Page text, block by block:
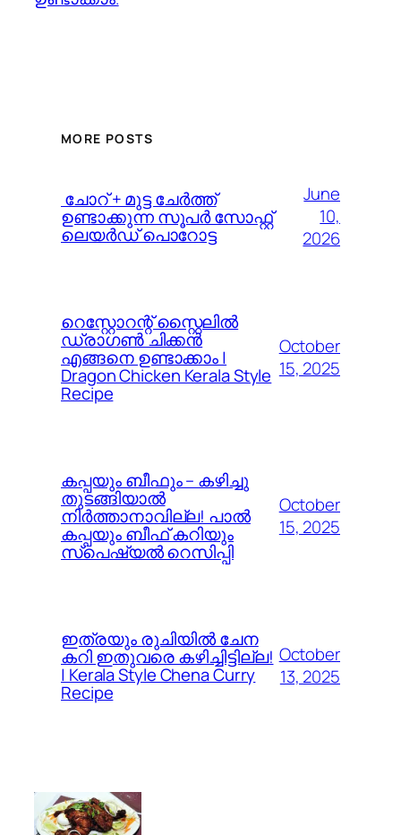
MORE POSTS
️ ചോറ് + മുട്ട ചേർത്ത്
ഉണ്ടാക്കുന്ന സൂപർ സോഫ്റ്റ്
ലെയർഡ് പൊറോട്ട
June
10,
2026
റെസ്റ്റോറന്റ് സ്റ്റൈലിൽ
ഡ്രാഗൺ ചിക്കൻ
എങ്ങനെ ഉണ്ടാക്കാം |
Dragon Chicken Kerala Style
Recipe
October
15, 2025
കപ്പയും ബീഫും – കഴിച്ചു
തുടങ്ങിയാൽ
നിർത്താനാവില്ല! പാൽ
കപ്പയും ബീഫ് കറിയും
സ്പെഷ്യൽ റെസിപ്പി
October
15, 2025
ഇത്രയും രുചിയിൽ ചേന
കറി ഇതുവരെ കഴിച്ചിട്ടില്ല!
| Kerala Style Chena Curry
Recipe
October
13, 2025